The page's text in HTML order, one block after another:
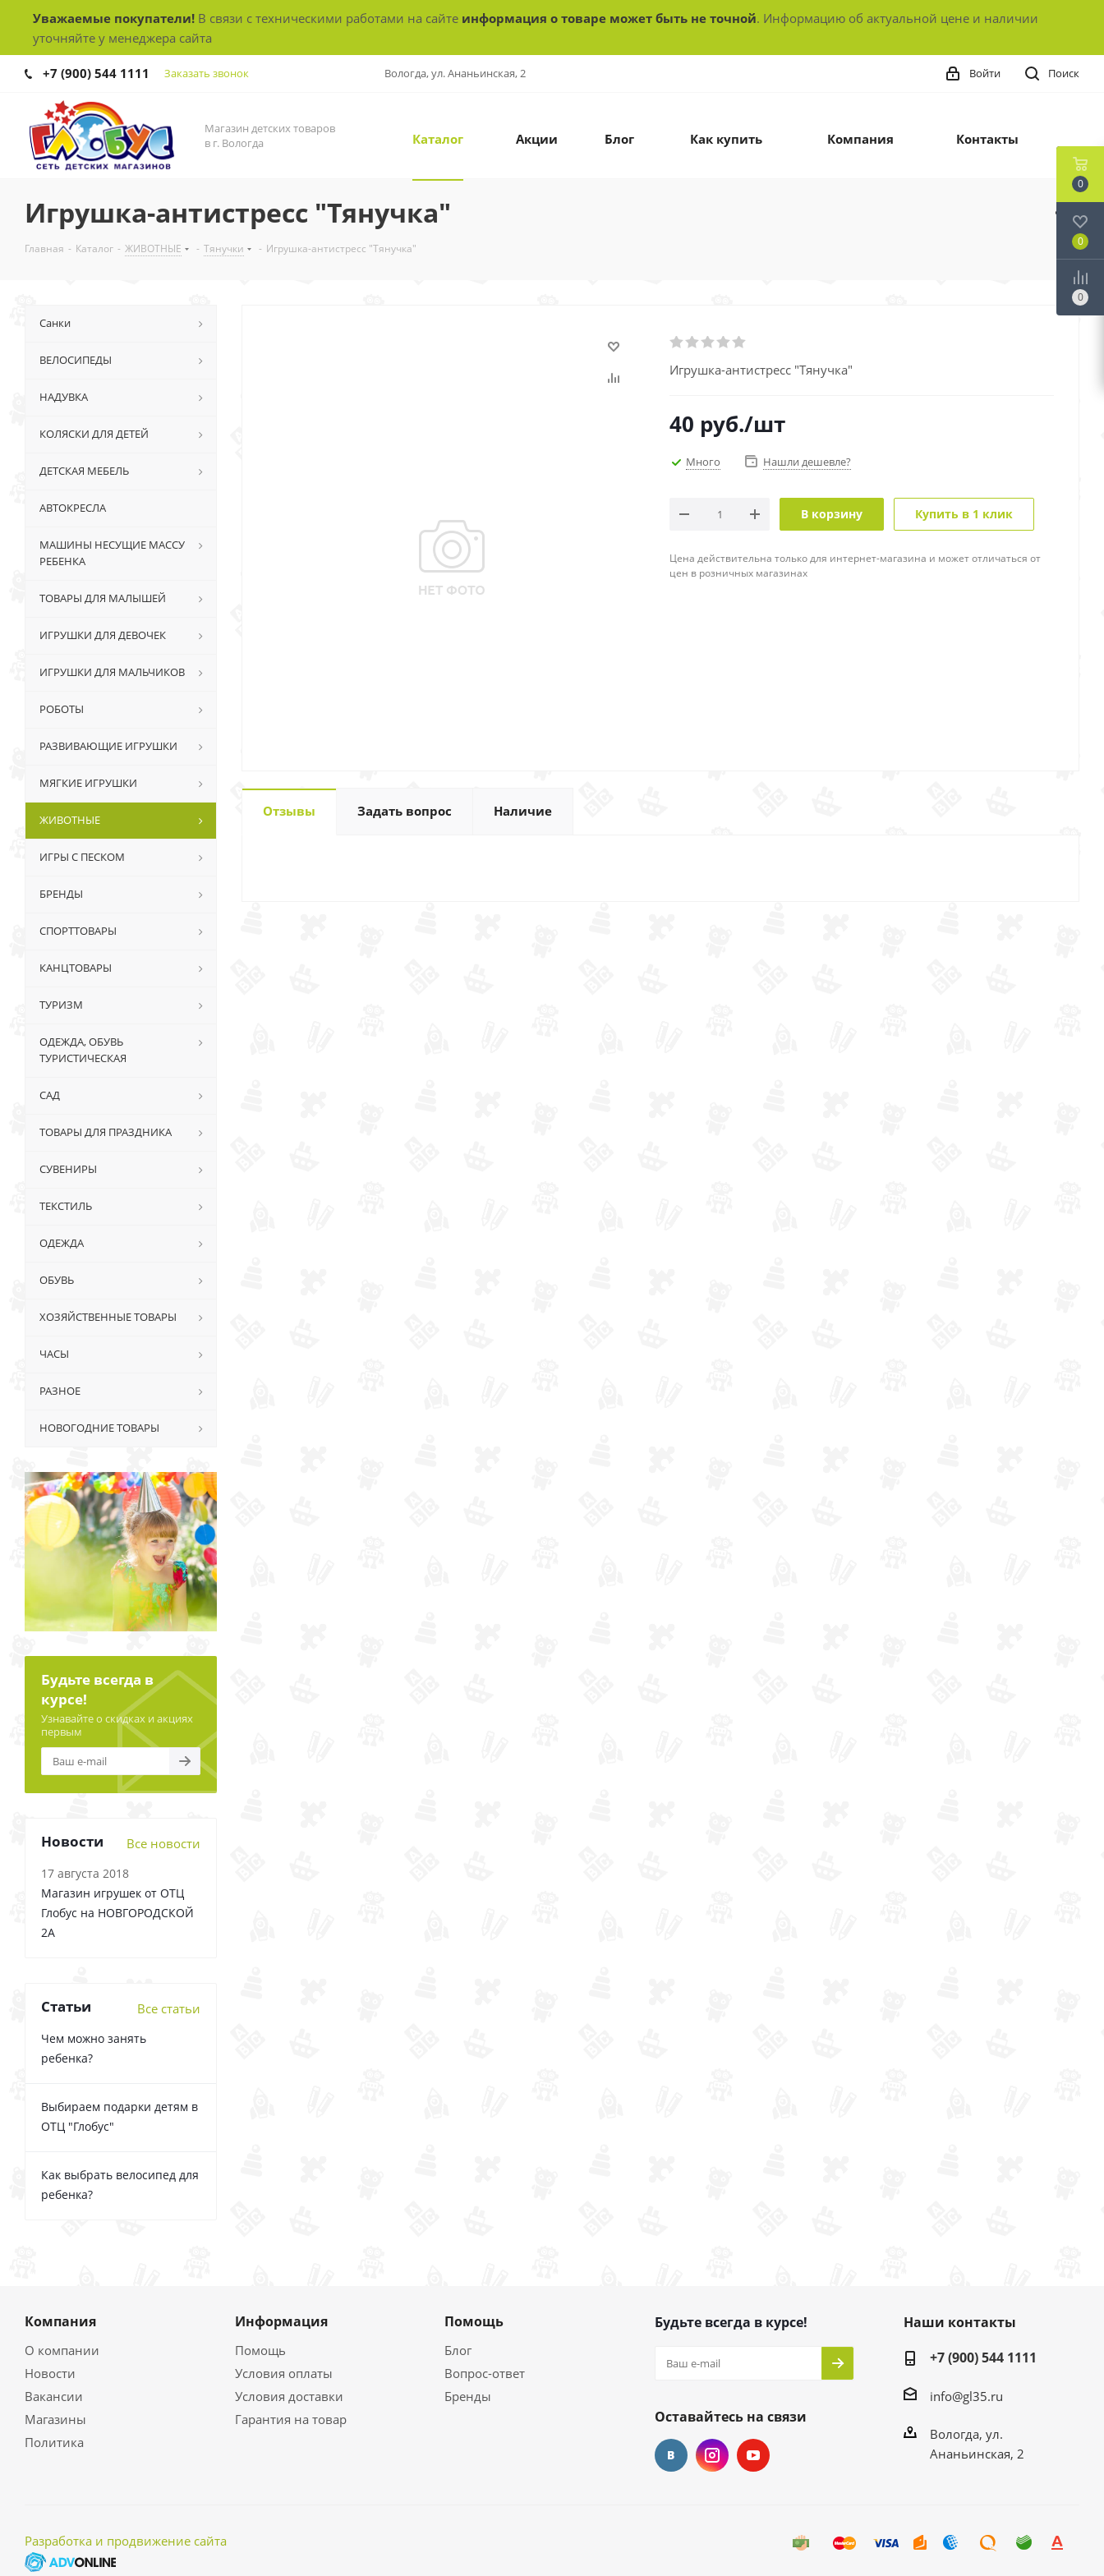
Уважаемые покупатели! В связи с техническими работами на сайте информация о товаре может быть не точной. Информацию об актуальной цене и наличии
уточняйте у менеджера сайта
+7 (900) 544 1111 Заказать звонок Вологда, ул. Ананьинская, 2 Поиск
Войти
Магазин детских товаров
в г. Вологда
Каталог Акции Блог Как купить Компания Контакты
Игрушка-антистресс "Тянучка"
Главная - Каталог - ЖИВОТНЫЕ - Тянучки - Игрушка-антистресс "Тянучка"
Игрушка-антистресс "Тянучка"
40 руб./шт
Много Нашли дешевле?
В корзину Купить в 1 клик
Цена действительна только для интернет-магазина и может отличаться от
цен в розничных магазинах
Отзывы Задать вопрос Наличие
Санки
ВЕЛОСИПЕДЫ
НАДУВКА
КОЛЯСКИ ДЛЯ ДЕТЕЙ
ДЕТСКАЯ МЕБЕЛЬ
АВТОКРЕСЛА
МАШИНЫ НЕСУЩИЕ МАССУ
РЕБЕНКА
ТОВАРЫ ДЛЯ МАЛЫШЕЙ
ИГРУШКИ ДЛЯ ДЕВОЧЕК
ИГРУШКИ ДЛЯ МАЛЬЧИКОВ
РОБОТЫ
РАЗВИВАЮЩИЕ ИГРУШКИ
МЯГКИЕ ИГРУШКИ
ЖИВОТНЫЕ
ИГРЫ С ПЕСКОМ
БРЕНДЫ
СПОРТТОВАРЫ
КАНЦТОВАРЫ
ТУРИЗМ
ОДЕЖДА, ОБУВЬ
ТУРИСТИЧЕСКАЯ
САД
ТОВАРЫ ДЛЯ ПРАЗДНИКА
СУВЕНИРЫ
ТЕКСТИЛЬ
ОДЕЖДА
ОБУВЬ
ХОЗЯЙСТВЕННЫЕ ТОВАРЫ
ЧАСЫ
РАЗНОЕ
НОВОГОДНИЕ ТОВАРЫ
Будьте всегда в
курсе!
Узнавайте о скидках и акциях
первым
Новости Все новости
17 августа 2018
Магазин игрушек от ОТЦ
Глобус на НОВГОРОДСКОЙ
2А
Статьи Все статьи
Чем можно занять
ребенка?
Выбираем подарки детям в
ОТЦ "Глобус"
Как выбрать велосипед для
ребенка?
Компания
О компании
Новости
Вакансии
Магазины
Политика
Информация
Помощь
Условия оплаты
Условия доставки
Гарантия на товар
Помощь
Блог
Вопрос-ответ
Бренды
Будьте всегда в курсе!
Оставайтесь на связи
Наши контакты
+7 (900) 544 1111
info@gl35.ru
Вологда, ул.
Ананьинская, 2
Разработка и продвижение сайта
0
0
0